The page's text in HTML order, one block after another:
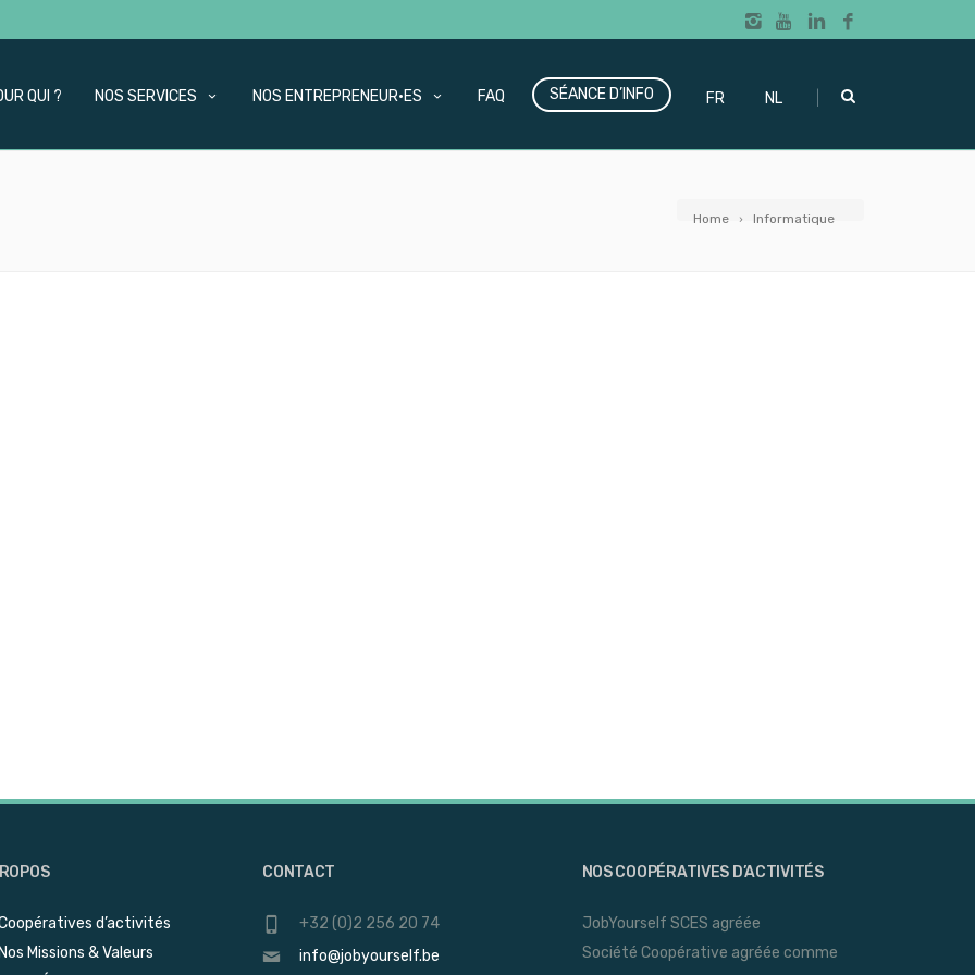
QUI ? NOS SERVICES NOS ENTREPRENEUR·ES FAQ SÉANCE D’INFO FR NL |
Home Informatique
d’activités
Missions & Valeurs
CONTACT
+32 (0)2 256 20 74
info@jobyourself.be
NOS COOPÉRATIVES D’ACTIVITÉS
JobYourself SCES agréée
Société Coopérative agréée comme